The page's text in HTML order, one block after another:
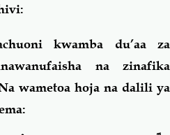
kwamba du’aa za
na zinafika
wametoa hoja na dalili ya